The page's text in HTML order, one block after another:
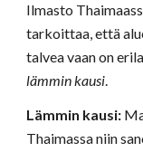
Ilmasto
tarkoittaa, että
talvea vaan on
lämmin kausi.
Lämmin kausi:
Thaimassa niin